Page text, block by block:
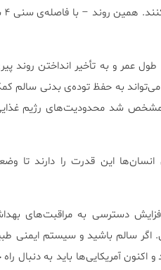
عمر و به تأخیر انداختن روند
توصیه شده می‌تواند به حفظ توده‌ی بدنی
در ۱۴۵ مطالعه‌ی مختلف مشخص شد محدودیت‌های
این قدرت را دارند تا
دسترسی به مراقبت‌های
سالم باشید و سیستم ایمنی
آمریکایی‌ها باید به دنبال